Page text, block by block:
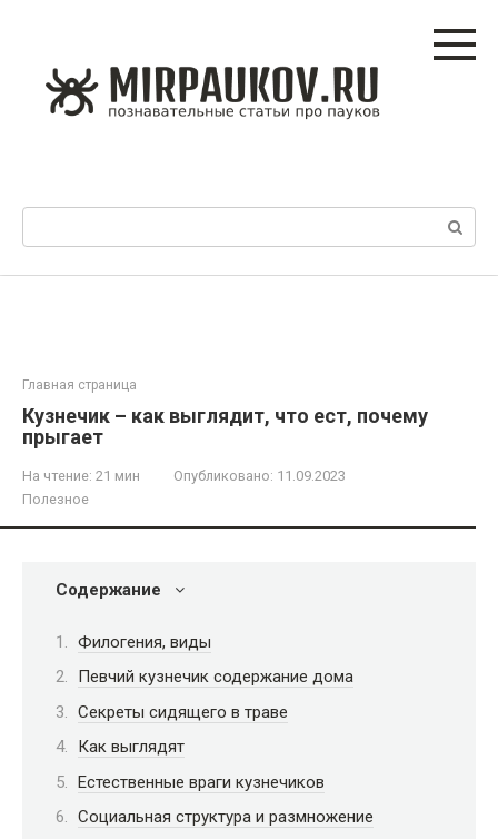
Главная страница
Кузнечик – как выглядит, что ест, почему
прыгает
На чтение: 21 мин Опубликовано: 11.09.2023
Полезное
Содержание
Филогения, виды
Певчий кузнечик содержание дома
Секреты сидящего в траве
Как выглядят
Естественные враги кузнечиков
Социальная структура и размножение